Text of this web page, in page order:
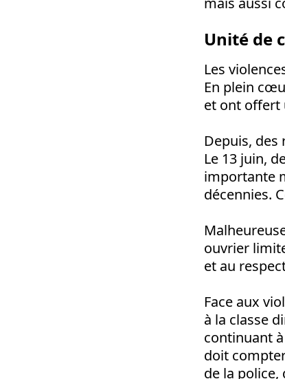
Unité de
Les
En plein
et ont offert
Depuis,
Le 13 juin,
importante
décennies.
ouvrier
et au
Face aux
à la classe
continuant
doit
de la